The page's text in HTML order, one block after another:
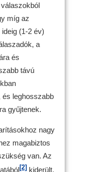
míg az
(1-2 év)
a
és
távú
és leghosszabb
gyűjtenek.
nagy
magabiztos
van. Az
[2] kiderült,